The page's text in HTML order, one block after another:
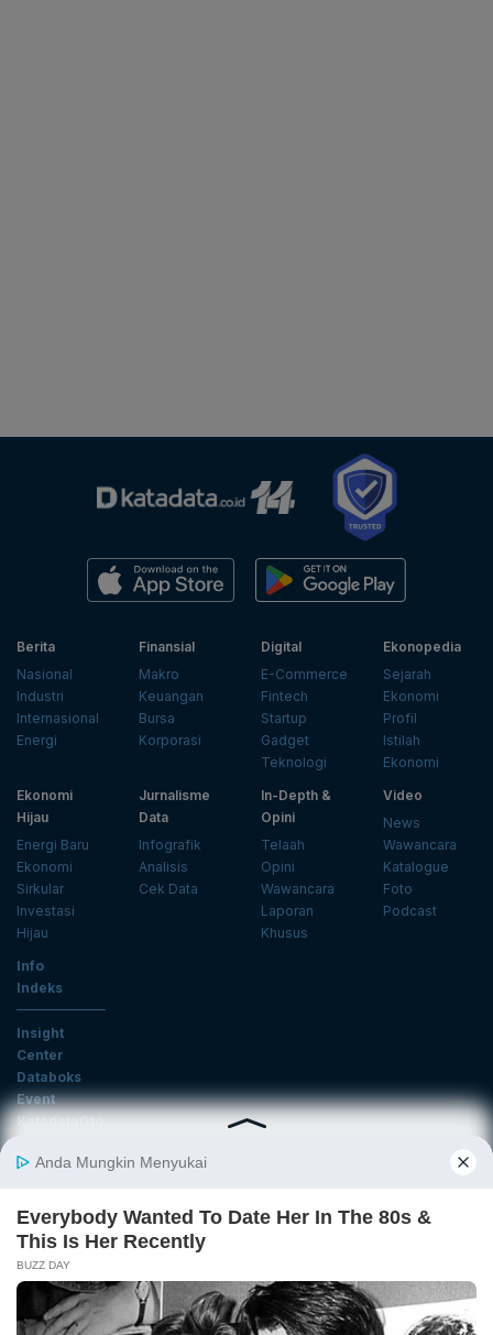
Berita
Nasional
Industri
Internasional
Energi
Finansial
Makro
Keuangan
Bursa
Korporasi
Digital
E-Commerce
Fintech
Startup
Gadget
Teknologi
Ekonopedia
Sejarah
Ekonomi
Profil
Istilah
Ekonomi
Ekonomi
Hijau
Energi Baru
Ekonomi
Sirkular
Investasi
Hijau
Jurnalisme
Data
Infografik
Analisis
Cek Data
In-Depth &
Opini
Telaah
Opini
Wawancara
Laporan
Khusus
Video
News
Wawancara
Katalogue
Foto
Podcast
Info
Indeks
Insight
Center
Databoks
Event
KatadataOto
Email
Daftar